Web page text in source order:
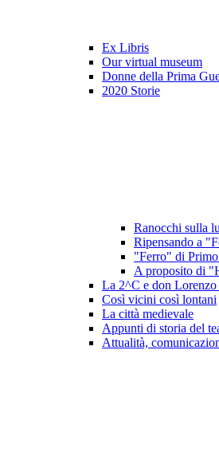
Ex Libris
Our virtual museum
Donne della Prima
2020 Storie
Ranocchi sulla
Ripensando a
"Ferro" di
A proposito di
La 2^C e don
Così vicini così lontani
La città medievale
Appunti di storia del
Attualità,